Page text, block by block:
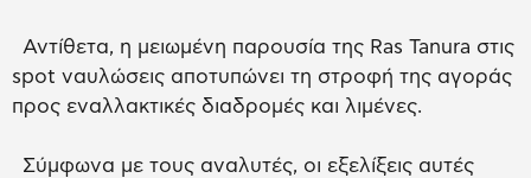
Αντίθετα, η μειωμένη παρουσία της Ras Tanura στις
spot ναυλώσεις αποτυπώνει τη στροφή της αγοράς
προς εναλλακτικές διαδρομές και λιμένες.
Σύμφωνα με τους αναλυτές, οι εξελίξεις αυτές